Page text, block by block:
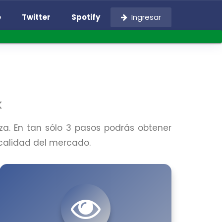
Twitter Spotify Ingresar
En tan sólo 3 pasos podrás obtener
del mercado.